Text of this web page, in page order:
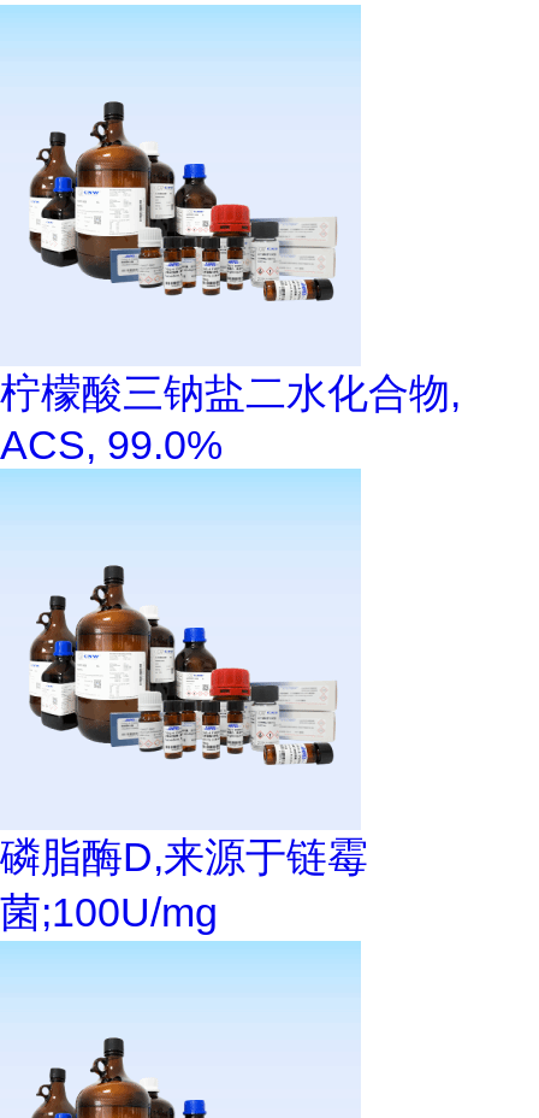
柠檬酸三钠盐二水化合物,
ACS, 99.0%
磷脂酶D,来源于链霉
菌;100U/mg